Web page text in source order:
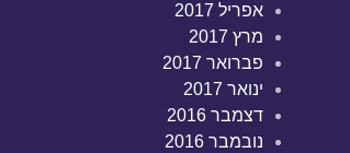
אפריל 2017
מרץ 2017
פברואר 2017
ינואר 2017
דצמבר 2016
נובמבר 2016